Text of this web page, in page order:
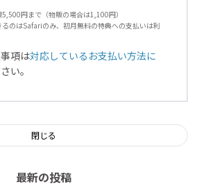
円まで（物販の場合は1,100円）
のはSafariのみ、初月無料の特典への支払いは利
項は対応しているお支払い方法に
い。
閉じる
最新の投稿